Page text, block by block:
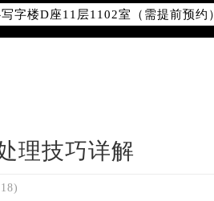
字楼D座11层1102室（需提前预约）
座11层1102室雷达售后服务中心（
理技巧详解